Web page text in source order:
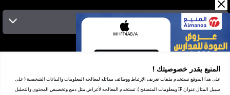
المنيع يقدر خصوصيتك !
على هذا الموقع نستخدم ملفات تعريف الإرتباط ووظائف مماثله لمعالجه المعلومات والبيانات الشخصية ( على
سبيل المثال عنوان IP ومعلومات المتصفح ). تستخدم المعالجه لأغراض مثل دمج وتخصيص المحتوى والتحليل
الإشتراك بالنشرة البريدية
المعارض
شهادة ضريبة القيمة المضافة